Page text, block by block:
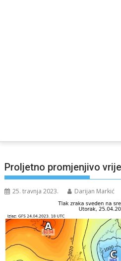
Proljetno promjenjivo
25. travnja 2023. Darijan Markić